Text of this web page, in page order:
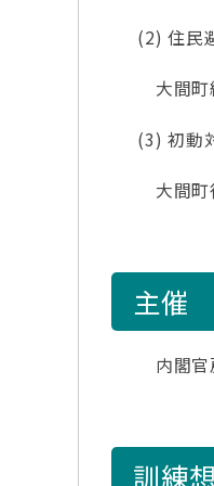
(2) 住民
大間町
(3) 初動
大間町
主催
内閣官
訓練